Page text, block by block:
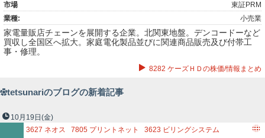
市場
東証PRM
業種:
小売業
家電量販店チェーンを展開する企業。北関東地盤。デンコードーなど
買収し全国区へ拡大。家庭電化製品並びに関連商品販売及び付帯工
事・修理。
8282 ケーズＨＤの株価/情報まとめ
tetsunariのブログの新着記事
10月19日 (金)
3627 ネオス 7805 プリントネット 3623 ビリングシステム